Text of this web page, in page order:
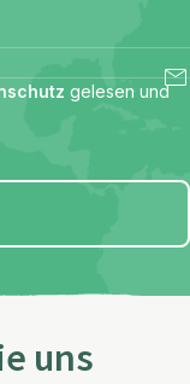
gelesen und
uns